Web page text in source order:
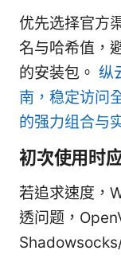
优先选择官方
名与哈希值，
的安装包。 纵
南，稳定访问
的强力组合与
初次使用时
若追求速度，
透问题，